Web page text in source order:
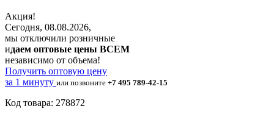
Акция!
Сегодня, 08.08.2026,
мы отключили розничные
идаем оптовые цены ВСЕМ
независимо от объема!
Получить оптовую цену
за 1 минуту или позвоните +7 495 789-42-15
Код товара: 278872